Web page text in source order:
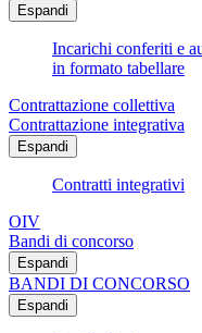
Espandi
Incarichi conferiti e
in formato tabellare
Contrattazione collettiva
Contrattazione integrativa
Espandi
Contratti integrativi
OIV
Bandi di concorso
Espandi
BANDI DI CONCORSO
Espandi